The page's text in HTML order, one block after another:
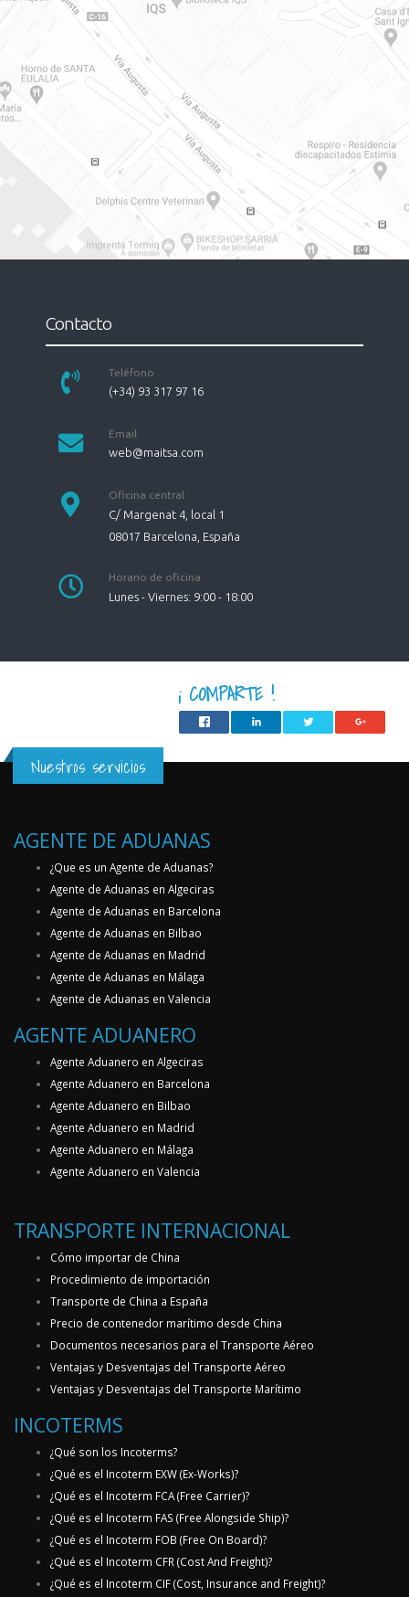
Contacto
Teléfono
(+34) 93 317 97 16
Email
web@maitsa.com
Oficina central
C/ Margenat 4, local 1
08017 Barcelona España
Horario de oficina
Lunes - Viernes: 9:00 - 18:00
¡ COMPARTE !
Nuestros servicios
AGENTE DE ADUANAS
¿Que es un Agente de Aduanas?
Agente de Aduanas en Algeciras
Agente de Aduanas en Barcelona
Agente de Aduanas en Bilbao
Agente de Aduanas en Madrid
Agente de Aduanas en Málaga
Agente de Aduanas en Valencia
AGENTE ADUANERO
Agente Aduanero en Algeciras
Agente Aduanero en Barcelona
Agente Aduanero en Bilbao
Agente Aduanero en Madrid
Agente Aduanero en Málaga
Agente Aduanero en Valencia
TRANSPORTE INTERNACIONAL
Cómo importar de China
Procedimiento de importación
Transporte de China a España
Precio de contenedor marítimo desde China
Documentos necesarios para el Transporte Aéreo
Ventajas y Desventajas del Transporte Aéreo
Ventajas y Desventajas del Transporte Marítimo
INCOTERMS
¿Qué son los Incoterms?
¿Qué es el Incoterm EXW (Ex-Works)?
¿Qué es el Incoterm FCA (Free Carrier)?
¿Qué es el Incoterm FAS (Free Alongside Ship)?
¿Qué es el Incoterm FOB (Free On Board)?
¿Qué es el Incoterm CFR (Cost And Freight)?
¿Qué es el Incoterm CIF (Cost, Insurance and Freight)?